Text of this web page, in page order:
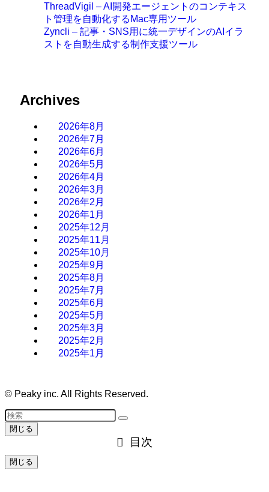
ThreadVigil – AI開発エージェントのコンテキス
ト管理を自動化するMac専用ツール
Zyncli – 記事・SNS用に統一デザインのAIイラ
ストを自動生成する制作支援ツール
Archives
2026年8月
2026年7月
2026年6月
2026年5月
2026年4月
2026年3月
2026年2月
2026年1月
2025年12月
2025年11月
2025年10月
2025年9月
2025年8月
2025年7月
2025年6月
2025年5月
2025年3月
2025年2月
2025年1月
© Peaky inc. All Rights Reserved.
閉じる
目次
閉じる